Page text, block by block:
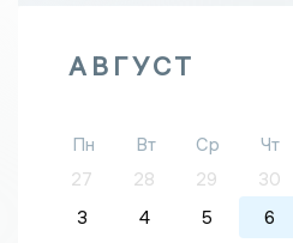
АВГУСТ
Пн Вт Ср Чт
27
28 29 30
3
4 5 6